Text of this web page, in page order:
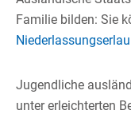
Familie bilden: Sie
Jugendliche
unter erleichterten